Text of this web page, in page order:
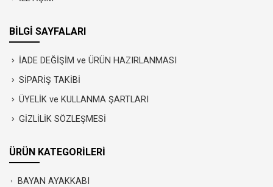
BİLGİ SAYFALARI
İADE DEĞİŞİM ve ÜRÜN HAZIRLANMASI
SİPARİŞ TAKİBİ
ÜYELİK ve KULLANMA ŞARTLARI
GİZLİLİK SÖZLEŞMESİ
ÜRÜN KATEGORİLERİ
BAYAN AYAKKABI